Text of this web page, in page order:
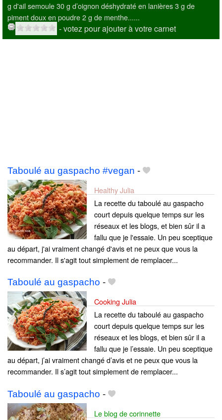
g d'ail semoule 30 g d’oignon déshydraté en lanières 3 g de
piment doux en poudre 2 g de menthe......
- votez pour ajouter à votre carnet
Taboulé au gaspacho #vegan -
Healthy Julia
La recette du taboulé au gaspacho
court depuis quelque temps sur les
réseaux et les blogs, et bien sûr il a
fallu que je l'essaie. Un peu sceptique
au départ, j'ai vraiment changé d'avis et ne peux que vous la
recommander. Il s'agit tout simplement de remplacer...
Taboulé au gaspacho -
Cooking Julia
La recette du taboulé au gaspacho
court depuis quelque temps sur les
réseaux et les blogs, et bien sûr il a
fallu que je l’essaie. Un peu sceptique
au départ, j’ai vraiment changé d’avis et ne peux que vous la
recommander. Il s’agit tout simplement de remplacer...
Taboulé au gaspacho -
Le blog de corinnette